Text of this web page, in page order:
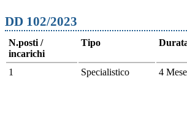
DD 102/2023
N.posti /
incarichi
Tipo
1 Specialistico 4